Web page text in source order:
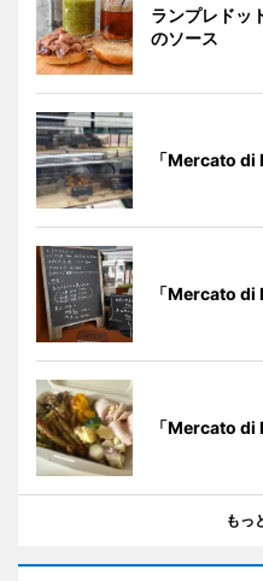
ランプレドッ
のソース
「Mercato di
「Mercato di
「Mercato di
もっ